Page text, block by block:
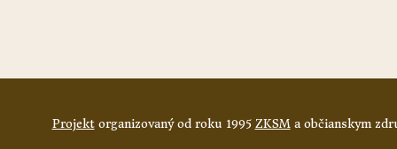
Projektorganizovaný od roku 1995 ZKSMa občianskym